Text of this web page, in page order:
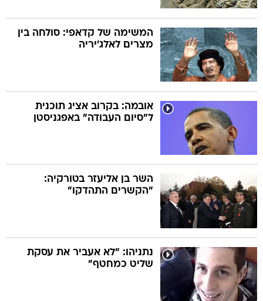
המשימה של קדאפי: סולחה בין
מצרים לאלג'יריה
אובמה: בקרוב אציג תוכנית
ל"סיום העבודה" באפגניסטן
השר בן אליעזר בטורקיה:
"הקשרים התהדקו"
נתניהו: "לא אעביר את עסקת
שליט כמחטף"